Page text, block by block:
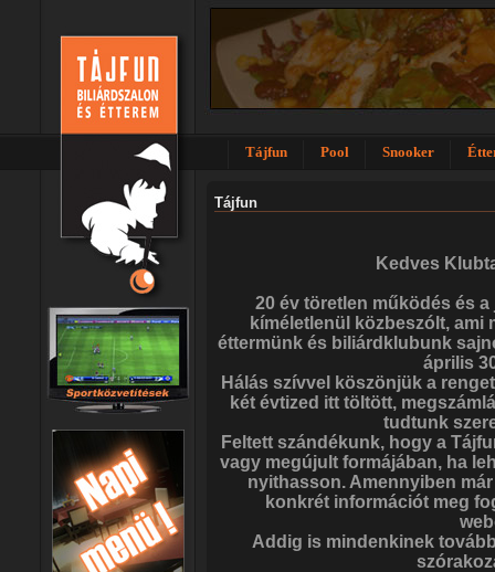
Tájfun Pool Snooker
Tájfun
Kedves
20 év töretlen működés és
kíméletlenül közbeszólt,
éttermünk és biliárdklubunk
április
Hálás szívvel köszönjük a
két évtized itt töltött,
tudtunk
Feltett szándékunk, hogy a
vagy megújult formájában, ha
nyithasson. Amennyiben
konkrét információt meg
Addig is mindenkinek